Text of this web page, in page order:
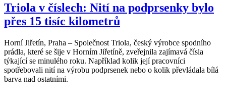
Triola v číslech: Nití na podprsenky bylo
přes 15 tisíc kilometrů
Horní Jiřetín, Praha – Společnost Triola, český výrobce spodního
prádla, které se šije v Horním Jiřetíně, zveřejnila zajímavá čísla
týkající se minulého roku. Například kolik její pracovníci
spotřebovali nití na výrobu podprsenek nebo o kolik převládala bílá
barva nad ostatními.